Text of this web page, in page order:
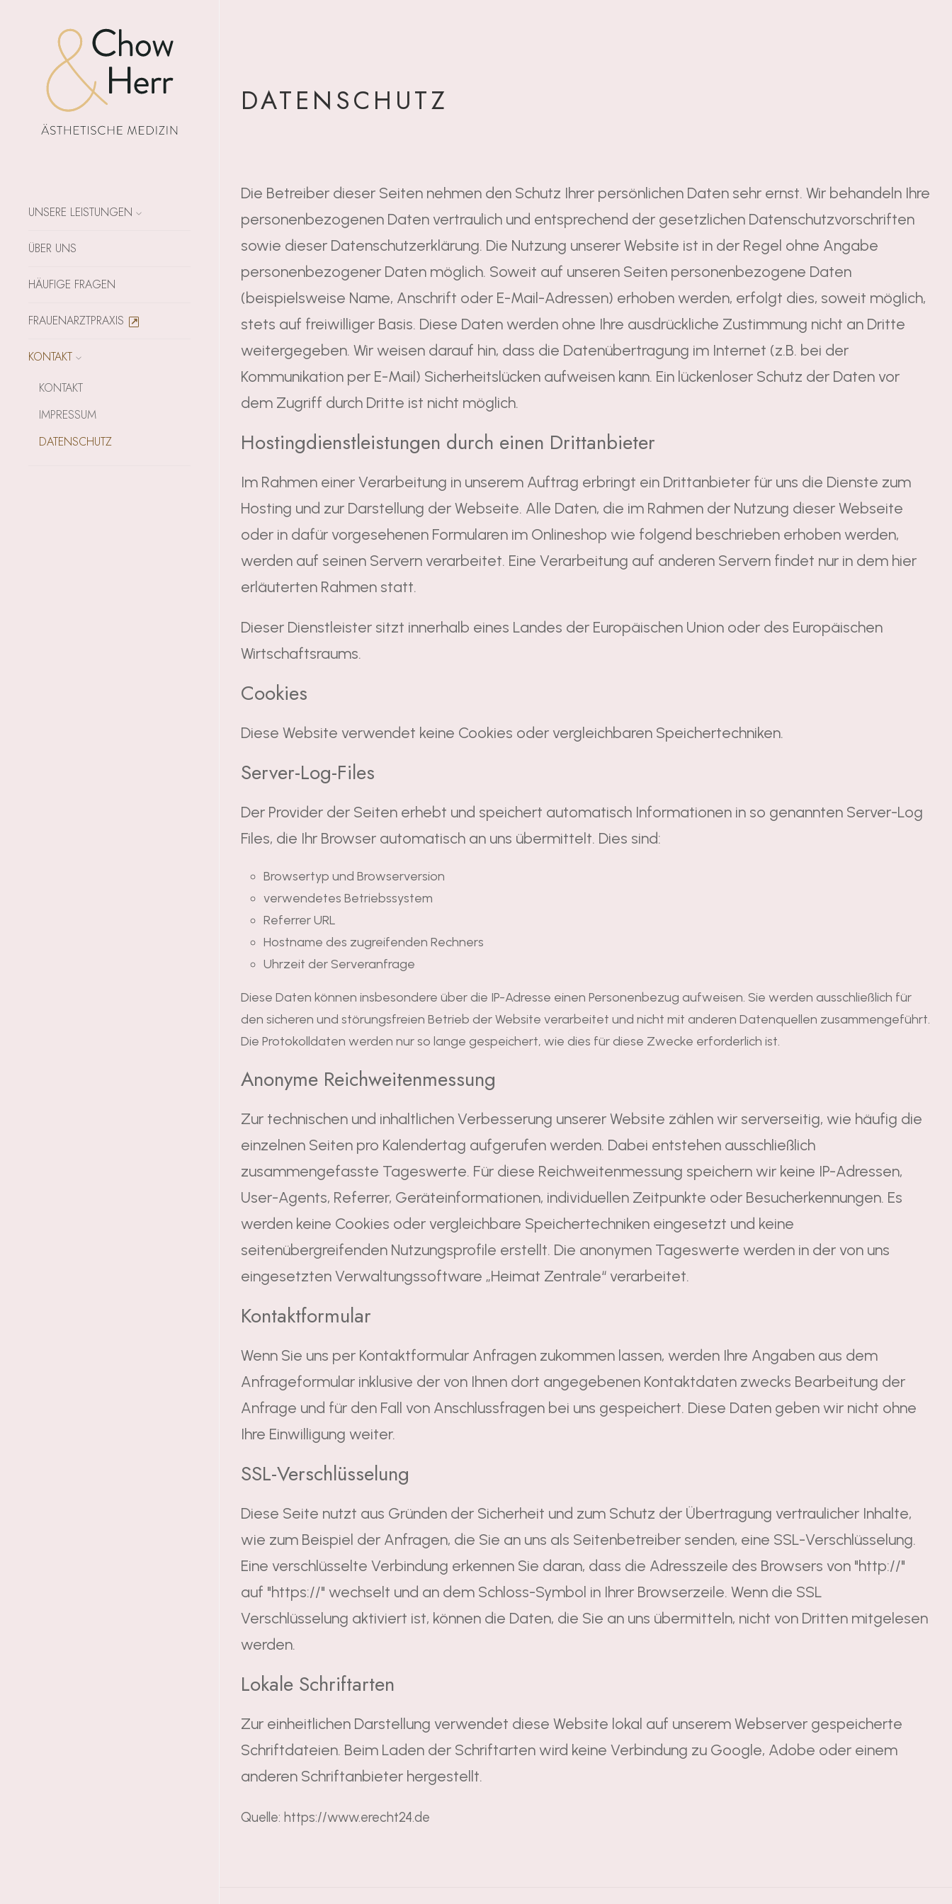
UNSERE LEISTUNGEN
ÜBER UNS
HÄUFIGE FRAGEN
FRAUENARZTPRAXIS
KONTAKT
KONTAKT
IMPRESSUM
DATENSCHUTZ
DATENSCHUTZ
Die Betreiber dieser Seiten nehmen den Schutz Ihrer persönlichen Daten sehr ernst. Wir behandeln Ihre
personenbezogenen Daten vertraulich und entsprechend der gesetzlichen Datenschutzvorschriften
sowie dieser Datenschutzerklärung. Die Nutzung unserer Website ist in der Regel ohne Angabe
personenbezogener Daten möglich. Soweit auf unseren Seiten personenbezogene Daten
(beispielsweise Name, Anschrift oder E-Mail-Adressen) erhoben werden, erfolgt dies, soweit möglich,
stets auf freiwilliger Basis. Diese Daten werden ohne Ihre ausdrückliche Zustimmung nicht an Dritte
weitergegeben. Wir weisen darauf hin, dass die Datenübertragung im Internet (z.B. bei der
Kommunikation per E-Mail) Sicherheitslücken aufweisen kann. Ein lückenloser Schutz der Daten vor
dem Zugriff durch Dritte ist nicht möglich.
Hostingdienstleistungen durch einen Drittanbieter
Im Rahmen einer Verarbeitung in unserem Auftrag erbringt ein Drittanbieter für uns die Dienste zum
Hosting und zur Darstellung der Webseite. Alle Daten, die im Rahmen der Nutzung dieser Webseite
oder in dafür vorgesehenen Formularen im Onlineshop wie folgend beschrieben erhoben werden,
werden auf seinen Servern verarbeitet. Eine Verarbeitung auf anderen Servern findet nur in dem hier
erläuterten Rahmen statt.
Dieser Dienstleister sitzt innerhalb eines Landes der Europäischen Union oder des Europäischen
Wirtschaftsraums.
Cookies
Diese Website verwendet keine Cookies oder vergleichbaren Speichertechniken.
Server-Log-Files
Der Provider der Seiten erhebt und speichert automatisch Informationen in so genannten Server-Log
Files, die Ihr Browser automatisch an uns übermittelt. Dies sind:
Browsertyp und Browserversion
verwendetes Betriebssystem
Referrer URL
Hostname des zugreifenden Rechners
Uhrzeit der Serveranfrage
Diese Daten können insbesondere über die IP-Adresse einen Personenbezug aufweisen. Sie werden ausschließlich für
den sicheren und störungsfreien Betrieb der Website verarbeitet und nicht mit anderen Datenquellen zusammengeführt.
Die Protokolldaten werden nur so lange gespeichert, wie dies für diese Zwecke erforderlich ist.
Anonyme Reichweitenmessung
Zur technischen und inhaltlichen Verbesserung unserer Website zählen wir serverseitig, wie häufig die
einzelnen Seiten pro Kalendertag aufgerufen werden. Dabei entstehen ausschließlich
zusammengefasste Tageswerte. Für diese Reichweitenmessung speichern wir keine IP-Adressen,
User-Agents, Referrer, Geräteinformationen, individuellen Zeitpunkte oder Besucherkennungen. Es
werden keine Cookies oder vergleichbare Speichertechniken eingesetzt und keine
seitenübergreifenden Nutzungsprofile erstellt. Die anonymen Tageswerte werden in der von uns
eingesetzten Verwaltungssoftware „Heimat Zentrale“ verarbeitet.
Kontaktformular
Wenn Sie uns per Kontaktformular Anfragen zukommen lassen, werden Ihre Angaben aus dem
Anfrageformular inklusive der von Ihnen dort angegebenen Kontaktdaten zwecks Bearbeitung der
Anfrage und für den Fall von Anschlussfragen bei uns gespeichert. Diese Daten geben wir nicht ohne
Ihre Einwilligung weiter.
SSL-Verschlüsselung
Diese Seite nutzt aus Gründen der Sicherheit und zum Schutz der Übertragung vertraulicher Inhalte,
wie zum Beispiel der Anfragen, die Sie an uns als Seitenbetreiber senden, eine SSL-Verschlüsselung.
Eine verschlüsselte Verbindung erkennen Sie daran, dass die Adresszeile des Browsers von "http://"
auf "https://" wechselt und an dem Schloss-Symbol in Ihrer Browserzeile. Wenn die SSL
Verschlüsselung aktiviert ist, können die Daten, die Sie an uns übermitteln, nicht von Dritten mitgelesen
werden.
Lokale Schriftarten
Zur einheitlichen Darstellung verwendet diese Website lokal auf unserem Webserver gespeicherte
Schriftdateien. Beim Laden der Schriftarten wird keine Verbindung zu Google, Adobe oder einem
anderen Schriftanbieter hergestellt.
Quelle: https://www.erecht24.de